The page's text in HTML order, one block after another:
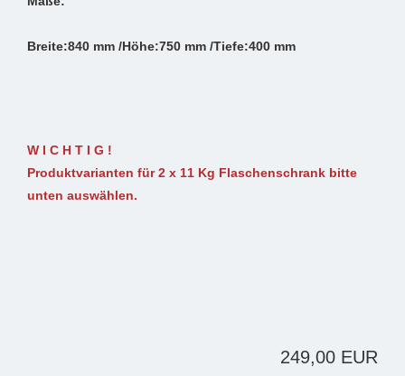
Breite:840 mm /Höhe:750 mm /Tiefe:400 mm
W I C H T I G !
Produktvarianten für 2 x 11 Kg Flaschenschrank bitte
unten auswählen.
249,00 EUR